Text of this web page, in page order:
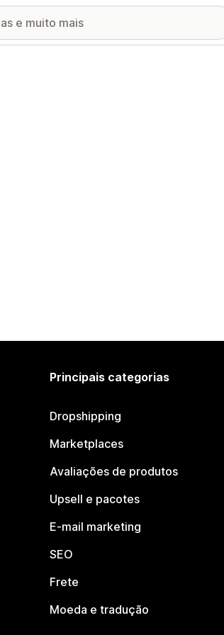
Principais categorias
Dropshipping
Marketplaces
Avaliações de produtos
Upsell e pacotes
E-mail marketing
SEO
Frete
Moeda e tradução